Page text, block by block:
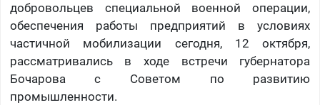
добровольцев специальной военной операции,
обеспечения работы предприятий в условиях
частичной мобилизации сегодня, 12 октября,
рассматривались в ходе встречи губернатора
Бочарова с Советом по развитию
промышленности.